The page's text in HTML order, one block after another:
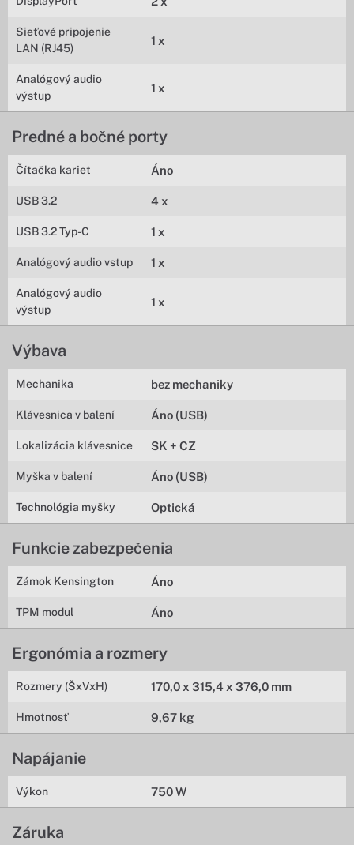
Sieťové pripojenie
LAN (RJ45)
1 x
Analógový audio
výstup
1 x
Predné a bočné porty
Čítačka kariet Áno
USB 3.2 4 x
USB 3.2 Typ-C 1 x
Analógový audio vstup 1 x
Analógový audio
výstup
1 x
Výbava
Mechanika bez mechaniky
Klávesnica v balení Áno (USB)
Lokalizácia klávesnice SK + CZ
Myška v balení Áno (USB)
Technológia myšky Optická
Funkcie zabezpečenia
Zámok Kensington Áno
TPM modul Áno
Ergonómia a rozmery
Rozmery (ŠxVxH) 170,0 x 315,4 x 376,0 mm
Hmotnosť 9,67 kg
Napájanie
Výkon 750 W
Záruka